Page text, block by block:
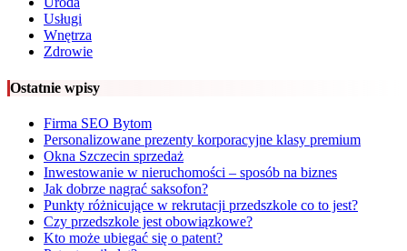
Usługi
Wnętrza
Zdrowie
Ostatnie wpisy
Firma SEO Bytom
Personalizowane prezenty korporacyjne klasy premium
Okna Szczecin sprzedaż
Inwestowanie w nieruchomości – sposób na biznes
Jak dobrze nagrać saksofon?
Punkty różnicujące w rekrutacji przedszkole co to jest?
Czy przedszkole jest obowiązkowe?
Kto może ubiegać się o patent?